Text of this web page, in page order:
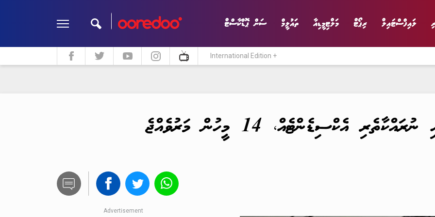
ލައިފްސްޓައިލް ރިޕޯޓް މަލްޓިމީޑިއާ ތައުލީމް ސަން ޕޮޑްކާސްޓް
ލައިފްސްޓައިލް ދީން ކޮލަމް މަލްޓިމީޑިއާ
International Edition +